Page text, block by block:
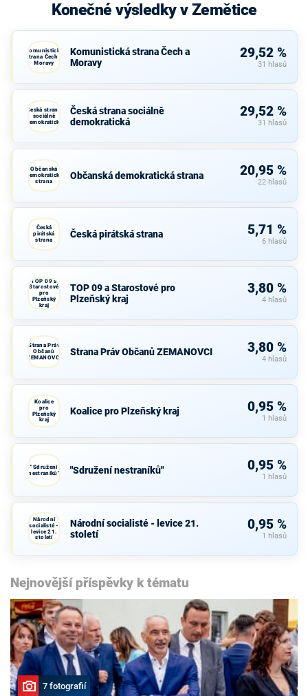
Konečné výsledky v Zemětice
Komunistická
strana Čech a
Moravy
Komunistická strana Čech a
Moravy
29,52 %
31 hlasů
Česká strana
sociálně
demokratická
Česká strana sociálně
demokratická
29,52 %
31 hlasů
Občanská
demokratická
strana
Občanská demokratická strana 20,95 %
22 hlasů
Česká
pirátská
strana
Česká pirátská strana 5,71 %
6 hlasů
TOP 09 a
Starostové
pro
Plzeňský
kraj
TOP 09 a Starostové pro
Plzeňský kraj
3,80 %
4 hlasů
Strana Práv
Občanů
ZEMANOVCI
Strana Práv Občanů ZEMANOVCI 3,80 %
4 hlasů
Koalice
pro
Plzeňský
kraj
Koalice pro Plzeňský kraj 0,95 %
1 hlasů
"Sdružení
nestraníků"
"Sdružení nestraníků" 0,95 %
1 hlasů
Národní
socialisté -
levice 21.
století
Národní socialisté - levice 21.
století
0,95 %
1 hlasů
Nejnovější příspěvky k tématu
7 fotografií